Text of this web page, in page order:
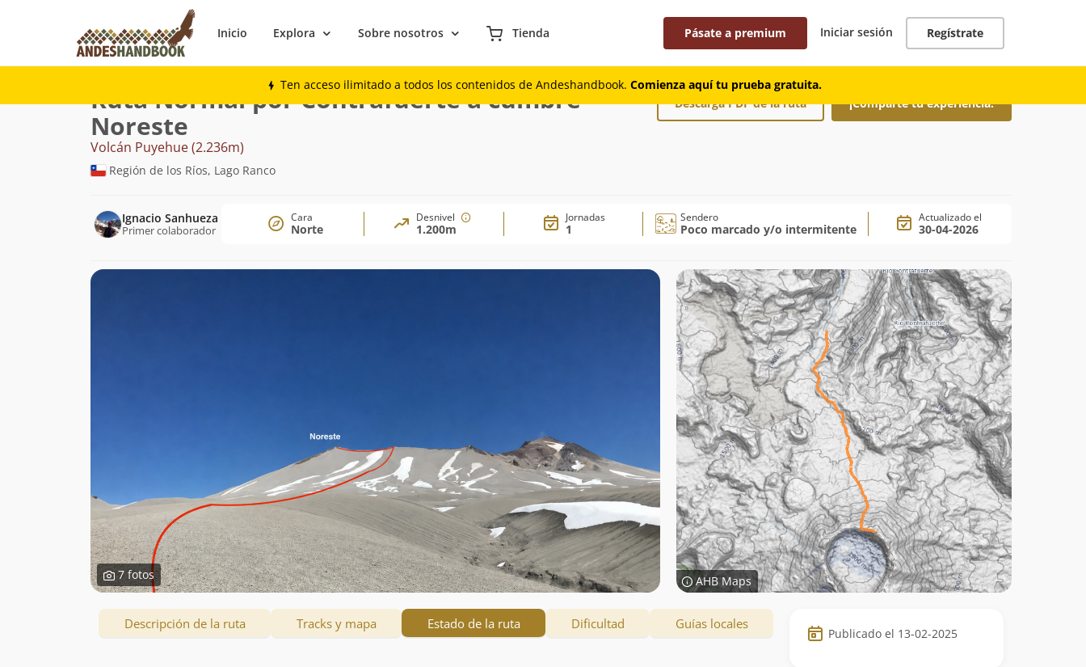
Inicio Explora Sobre nosotros Tienda Pásate a premium Iniciar sesión Regístrate
Ten acceso ilimitado a todos los contenidos de Andeshandbook. Comienza aquí tu prueba gratuita.
Montaña
Ruta Normal por Contrafuerte a cumbre
Noreste
Volcán Puyehue (2.236m)
Región de los Ríos, Lago Ranco
Descarga PDF de la ruta ¡Comparte tu experiencia!
Ignacio Sanhueza
Primer colaborador
Cara
Norte
Desnivel
1.200m
Jornadas
1
Sendero
Poco marcado y/o intermitente
Actualizado el
30-04-2026
7 fotos AHB Maps
Datos
de
Publicado el 13-02-2025
Descripción de la ruta Tracks y mapa Estado de la ruta Dificultad Guías locales